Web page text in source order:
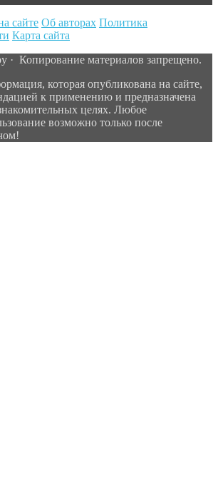
сайте Об авторах Политика
Карта сайта
· Копирование материалов запрещено.
которая опубликована на сайте,
к применению и предназначена
целях. Любое
возможно только после